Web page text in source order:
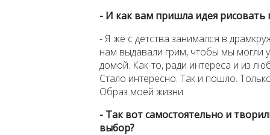
- И как вам пришла идея рисовать
- Я же с детства занимался в
нам выдавали грим, чтобы мы могли
домой. Как-то, ради интереса и из
Стало интересно. Так и пошло.
Образ моей жизни.
- Так вот самостоятельно и
выбор?